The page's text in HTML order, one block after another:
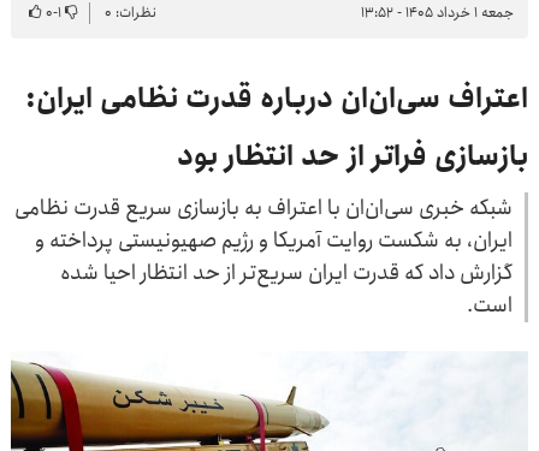
جمعه ۱ خرداد ۱۴۰۵ - ۱۳:۵۲
نظرات: ۰ ۱-۰
اعتراف سی‌ان‌ان درباره قدرت نظامی ایران:
بازسازی فراتر از حد انتظار بود
شبکه خبری سی‌ان‌ان با اعتراف به بازسازی سریع قدرت نظامی
ایران، به شکست روایت آمریکا و رژیم صهیونیستی پرداخته و
گزارش داد که قدرت ایران سریع‌تر از حد انتظار احیا شده
است.